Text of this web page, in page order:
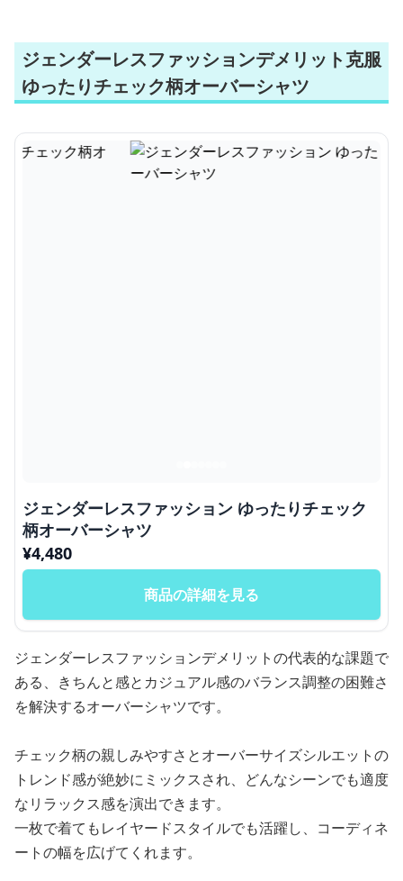
ジェンダーレスファッションデメリット克服
ゆったりチェック柄オーバーシャツ
ジェンダーレスファッション ゆったりチェック
柄オーバーシャツ
¥4,480
商品の詳細を見る
ジェンダーレスファッションデメリットの代表的な課題で
ある、きちんと感とカジュアル感のバランス調整の困難さ
を解決するオーバーシャツです。
チェック柄の親しみやすさとオーバーサイズシルエットの
トレンド感が絶妙にミックスされ、どんなシーンでも適度
なリラックス感を演出できます。
一枚で着てもレイヤードスタイルでも活躍し、コーディネ
ートの幅を広げてくれます。